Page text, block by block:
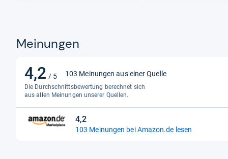
Meinungen
4,2 / 5
4,2
von
5
Sternen
103 Meinungen aus einer Quelle
Die Durchschnittsbewertung berechnet sich
aus allen Meinungen unserer Quellen.
4,2
4,2
von
103 Meinungen bei Amazon.de lesen